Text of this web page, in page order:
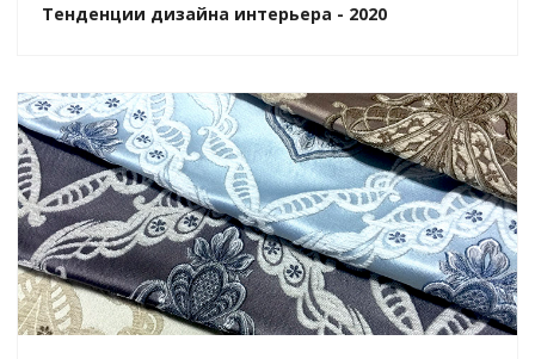
Тенденции дизайна интерьера - 2020